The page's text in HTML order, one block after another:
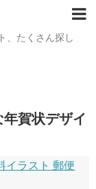
、たくさん探し
賀状デザイ
イラスト 郵便